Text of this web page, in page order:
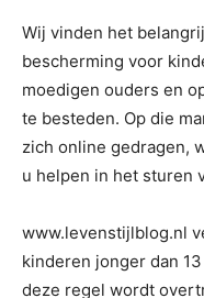
Wij vinden het
bescherming voor
moedigen ouders en
te besteden. Op die
zich online gedragen,
u helpen in het sturen
www.levenstijlblog.nl
kinderen jonger dan
deze regel wordt